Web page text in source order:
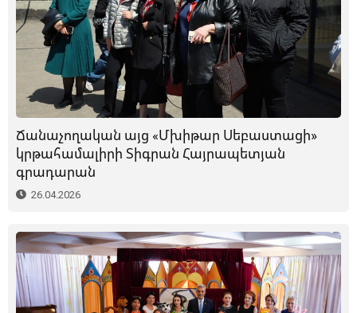
Ճանաչողական այց «Մխիթար Սեբաստացի»
կրթահամալիրի Տիգրան Հայրապետյան
գրադարան
26.04.2026